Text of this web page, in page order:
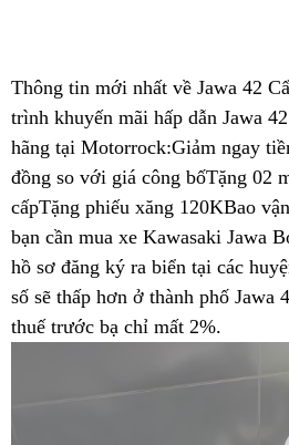
Thông tin mới nhất về Jawa 42
trình khuyến mãi hiện
đại
hấp dẫn Jawa
hãng tại Motorrock:Giảm ngay
đồng so với giá công bốchiết
khấu
Tặng 02
cấpTặng phiếu xăng 120Ksản
xuất
Bao
bạn cần mua xe Kawasaki Jawa
hồ sơ đăng ký ra biển Jawa
Bobber
42
hiệu
tại các
số sẽ thấp hơn ở thành phố nơi
Bobber
Jawa
thuế trước bạ chỉ mất 2%Jawa
chạy
.